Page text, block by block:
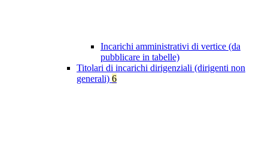
Incarichi amministrativi di vertice (da
pubblicare in tabelle)
Titolari di incarichi dirigenziali (dirigenti non
generali) 6